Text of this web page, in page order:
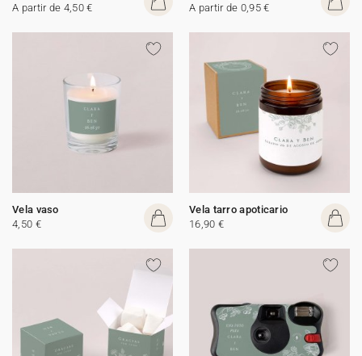
A partir de 4,50 €
A partir de 0,95 €
Vela vaso
4,50 €
Vela tarro apoticario
16,90 €